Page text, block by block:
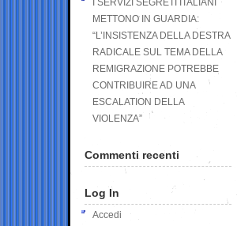
I SERVIZI SEGRETI ITALIANI
METTONO IN GUARDIA:
“L’INSISTENZA DELLA DESTRA
RADICALE SUL TEMA DELLA
REMIGRAZIONE POTREBBE
CONTRIBUIRE AD UNA
ESCALATION DELLA
VIOLENZA”
Commenti recenti
Log In
Accedi